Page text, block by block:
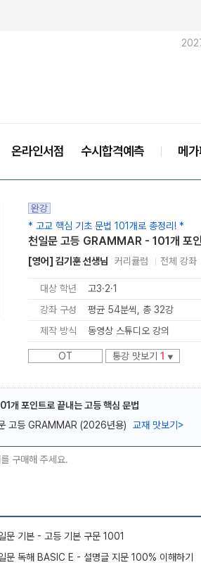
메가스터디
온라인서점 수시합격예측 메
완강
* 고교 핵심 기초 문법 101개로 총정리! *
천일문 고등 GRAMMAR - 101개 포
[영어] 김기훈 선생님 커리큘럼 전체 강좌
대상 학년 고3·2·1
강좌 구성
평균 54분씩, 총 32강
제작 방식
동영상 스튜디오 강의
OT 통강 맛보기 1 ▼
개 포인트로 끝내는 고등 핵심 문법
고등 GRAMMAR (2026년용) 교재 맛보기 >
구매해 주세요.
문 기본 - 고등 기본 구문 1001
문 독해 BASIC E - 설명글 지문 100% 이해하기